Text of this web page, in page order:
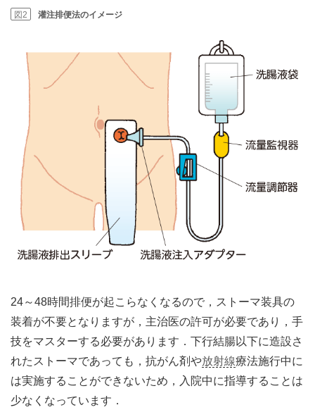
図2 灌注排便法のイメージ
24～48時間排便が起こらなくなるので，ストーマ装具の
装着が不要となりますが，主治医の許可が必要であり，手
技をマスターする必要があります．下行結腸以下に造設さ
れたストーマであっても，抗がん剤や放射線療法施行中に
は実施することができないため，入院中に指導することは
少なくなっています．